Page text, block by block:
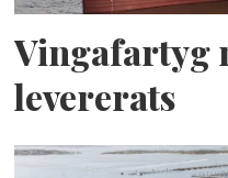
Vingafartyg
levererats